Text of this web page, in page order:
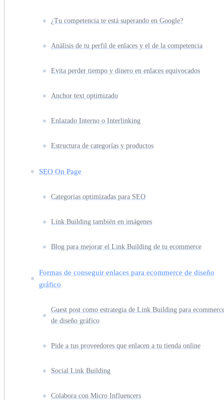
¿Tu competencia te está superando en Google?
Análisis de tu perfil de enlaces y el de la competencia
Evita perder tiempo y dinero en enlaces equivocados
Anchor text optimizado
Enlazado Interno o Interlinking
Estructura de categorías y productos
SEO On Page
Categorías optimizadas para SEO
Link Building también en imágenes
Blog para mejorar el Link Building de tu ecommerce
Formas de conseguir enlaces para ecommerce de diseño
gráfico
Guest post como estrategia de Link Building para
de diseño gráfico
Pide a tus proveedores que enlacen a tu tienda online
Social Link Building
Colabora con Micro Influencers